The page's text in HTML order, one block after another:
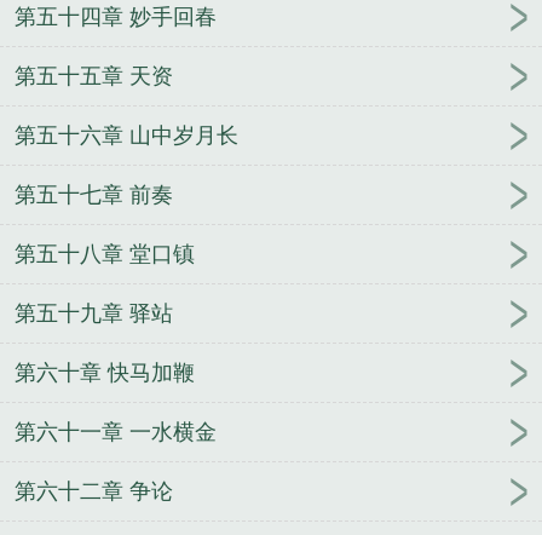
第五十四章 妙手回春
第五十五章 天资
第五十六章 山中岁月长
第五十七章 前奏
第五十八章 堂口镇
第五十九章 驿站
第六十章 快马加鞭
第六十一章 一水横金
第六十二章 争论